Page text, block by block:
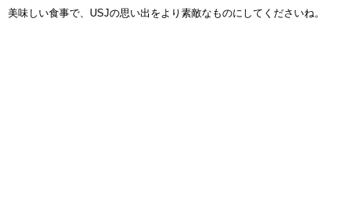
美味しい食事で、USJの思い出をより素敵なものにしてくださいね。